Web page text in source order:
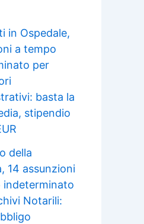
in Ospedale,
a tempo
per
basta la
stipendio
della
14 assunzioni
indeterminato
Notarili: